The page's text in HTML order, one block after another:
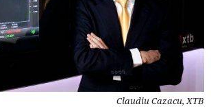
Claudiu Cazacu, XTB